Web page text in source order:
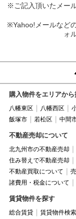
※ご記入頂いたメー
※Yahoo!メールなど
ォ
購入物件をエリアから
八幡東区 八幡西区
飯塚市
若松区 中間
不動産売却について
北九州市の不動産売却
住み替えで不動産売却
不動産買取について
諸費用・税金について
賃貸物件を探す
総合賃貸 賃貸物件検索